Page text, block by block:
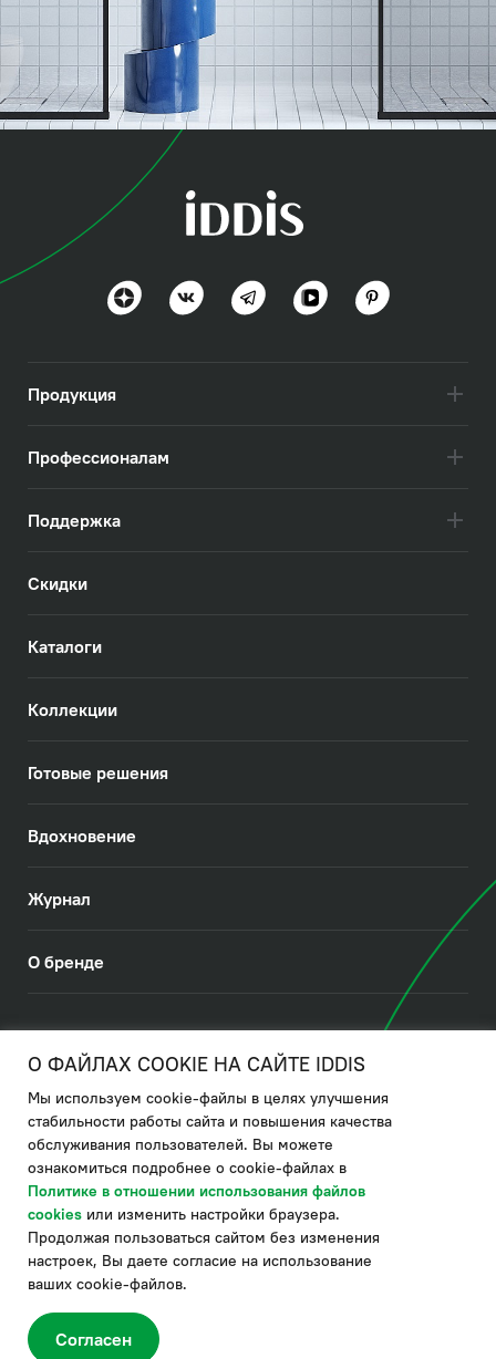
СпаХоум (SpaHome)
Продукция
Профессионалам
Поддержка
Скидки
Каталоги
Коллекции
Готовые решения
Вдохновение
Журнал
О бренде
Политика в отношении использования файлов cookies
Политика обработки ПДн
Политика в области управления цепочкой поставки
по системе "НСЛС"
Производитель оставляет за собой право в любой момент
вносить изменения в комплектацию, дизайн и характеристики
товара, не ухудшающие его качество.
О ФАЙЛАХ COOKIE НА САЙТЕ IDDIS
Мы используем cookie-файлы в целях улучшения
стабильности работы сайта и повышения качества
обслуживания пользователей. Вы можете
ознакомиться подробнее о cookie-файлах в
Политике в отношении использования файлов
cookies или изменить настройки браузера.
Продолжая пользоваться сайтом без изменения
настроек, Вы даете согласие на использование
ваших cookie-файлов.
Согласен